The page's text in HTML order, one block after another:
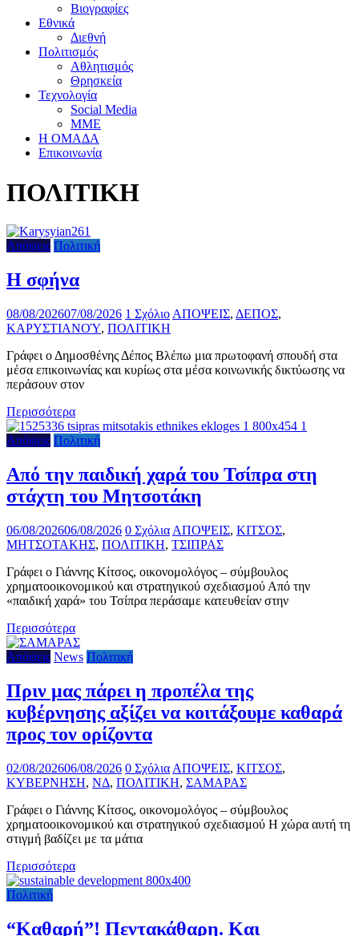
Βιογραφίες
Εθνικά
Διεθνή
Πολιτισμός
Αθλητισμός
Θρησκεία
Τεχνολογία
Social Media
ΜΜΕ
Η ΟΜΑΔΑ
Επικοινωνία
ΠΟΛΙΤΙΚΗ
Απόψεις Πολιτική
Η σφήνα
08/08/202607/08/2026 1 Σχόλιο ΑΠΟΨΕΙΣ, ΔΕΠΟΣ,
ΚΑΡΥΣΤΙΑΝΟΎ, ΠΟΛΙΤΙΚΗ
Γράφει ο Δημοσθένης Δέπος Βλέπω μια πρωτοφανή σπουδή στα
μέσα επικοινωνίας και κυρίως στα μέσα κοινωνικής δικτύωσης να
περάσουν στον
Περισσότερα
Απόψεις Πολιτική
Από την παιδική χαρά του Τσίπρα στη
στάχτη του Μητσοτάκη
06/08/202606/08/2026 0 Σχόλια ΑΠΟΨΕΙΣ, ΚΙΤΣΟΣ,
ΜΗΤΣΟΤΑΚΗΣ, ΠΟΛΙΤΙΚΗ, ΤΣΙΠΡΑΣ
Γράφει ο Γιάννης Κίτσος, οικονομολόγος – σύμβουλος
χρηματοοικονομικού και στρατηγικού σχεδιασμού Από την
«παιδική χαρά» του Τσίπρα περάσαμε κατευθείαν στην
Περισσότερα
Απόψεις News Πολιτική
Πριν μας πάρει η προπέλα της
κυβέρνησης αξίζει να κοιτάξουμε καθαρά
προς τον ορίζοντα
02/08/202606/08/2026 0 Σχόλια ΑΠΟΨΕΙΣ, ΚΙΤΣΟΣ,
ΚΥΒΕΡΝΗΣΗ, ΝΔ, ΠΟΛΙΤΙΚΗ, ΣΑΜΑΡΑΣ
Γράφει ο Γιάννης Κίτσος, οικονομολόγος – σύμβουλος
χρηματοοικονομικού και στρατηγικού σχεδιασμού Η χώρα αυτή τη
στιγμή βαδίζει με τα μάτια
Περισσότερα
Πολιτική
“Καθαρή”! Πεντακάθαρη. Και